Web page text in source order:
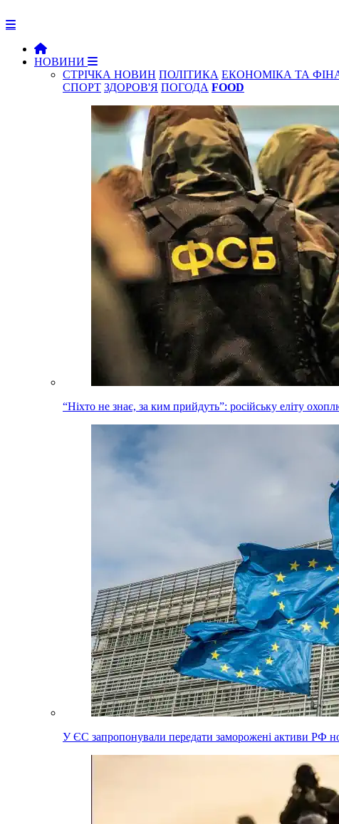
НОВИНИ
СТРІЧКА НОВИН ПОЛІТИКА ЕКОНОМІКА ТА
СПОРТ ЗДОРОВ'Я ПОГОДА FOOD
“Ніхто не знає, за ким прийдуть”: російську еліту
У ЄС запропонували передати заморожені активи РФ